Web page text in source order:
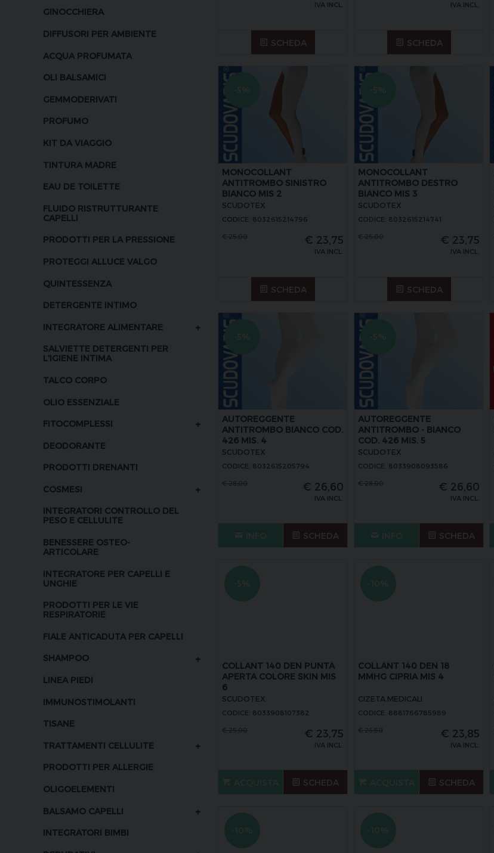
GINOCCHIERA
DIFFUSORI PER AMBIENTE
ACQUA PROFUMATA
OLI BALSAMICI
GEMMODERIVATI
PROFUMO
KIT DA VIAGGIO
TINTURA MADRE
EAU DE TOILETTE
FLUIDO RISTRUTTURANTE
CAPELLI
PRODOTTI PER LA PRESSIONE
PROTEGGI ALLUCE VALGO
QUINTESSENZA
DETERGENTE INTIMO
INTEGRATORE ALIMENTARE +
SALVIETTE DETERGENTI PER
L'IGIENE INTIMA
TALCO CORPO
OLIO ESSENZIALE
FITOCOMPLESSI +
DEODORANTE
PRODOTTI DRENANTI
COSMESI +
INTEGRATORI CONTROLLO DEL
PESO E CELLULITE
BENESSERE OSTEO-
ARTICOLARE
INTEGRATORE PER CAPELLI E
UNGHIE
PRODOTTI PER LE VIE
RESPIRATORIE
FIALE ANTICADUTA PER CAPELLI
SHAMPOO +
LINEA PIEDI
IMMUNOSTIMOLANTI
TISANE
TRATTAMENTI CELLULITE +
PRODOTTI PER ALLERGIE
OLIGOELEMENTI
BALSAMO CAPELLI +
INTEGRATORI BIMBI
IVA INCL.
SCHEDA
IVA INCL.
SCHEDA
MONOCOLLANT
ANTITROMBO SINISTRO
BIANCO MIS 2
SCUDOTEX
CODICE: 8032615214796
€ 23,75
IVA INCL.
SCHEDA
MONOCOLLANT
ANTITROMBO DESTRO
BIANCO MIS 3
SCUDOTEX
CODICE: 8032615214741
€ 23,75
IVA INCL.
SCHEDA
AUTOREGGENTE
ANTITROMBO BIANCO COD.
426 MIS. 4
SCUDOTEX
CODICE: 8032615205794
€ 26,60
IVA INCL.
SCHEDA
AUTOREGGENTE
ANTITROMBO - BIANCO
COD. 426 MIS. 5
SCUDOTEX
CODICE: 8033908093586
€ 26,60
IVA INCL.
SCHEDA
COLLANT 140 DEN PUNTA
APERTA COLORE SKIN MIS
6
SCUDOTEX
CODICE: 8033908107382
€ 23,75
IVA INCL.
SCHEDA
COLLANT 140 DEN 18
MMHG CIPRIA MIS 4
CIZETA MEDICALI
CODICE: 8881766785989
€ 23,85
IVA INCL.
SCHEDA